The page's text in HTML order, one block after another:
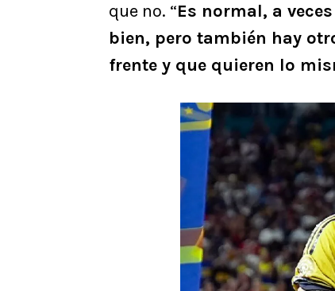
que no. “Es normal, a
bien, pero también hay
frente y que quieren lo